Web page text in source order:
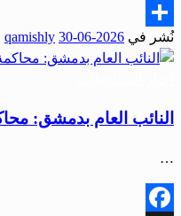
Email
Share
نُشر في 2026-06-30
qamishly
النائب العام بدمشق:
…